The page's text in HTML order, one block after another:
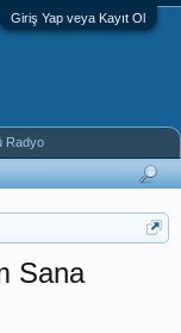
Giriş Yap veya Kayıt Ol
Sana
Radyo